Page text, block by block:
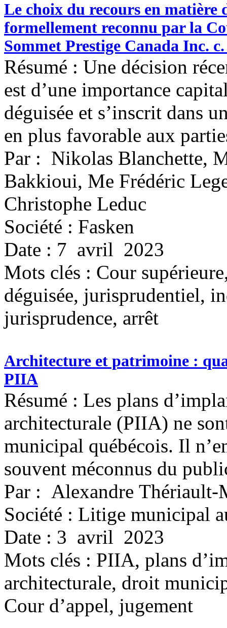
Le choix du recours en matière
formellement reconnu par la
Sommet Prestige Canada Inc.
Résumé : Une décision
est d’une importance
déguisée et s’inscrit dans
en plus favorable aux
Par : Nikolas Blanchette,
Bakkioui, Me Frédéric
Christophe Leduc
Société : Fasken
Date : 7 avril 2023
Mots clés : Cour
déguisée, jurisprudentiel,
jurisprudence, arrêt
Architecture et patrimoine :
PIIA
Résumé : Les plans
architecturale (PIIA) ne
municipal québécois. Il
souvent méconnus du
Par : Alexandre Thériault-
Société : Litige municipal
Date : 3 avril 2023
Mots clés : PIIA, plans
architecturale, droit
Cour d’appel, jugement